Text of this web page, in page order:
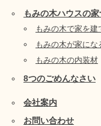
もみの木ハウスの家
もみの木で家を建
もみの木が家にな
もみの木の内装材
8つのごめんなさい
会社案内
お問い合わせ